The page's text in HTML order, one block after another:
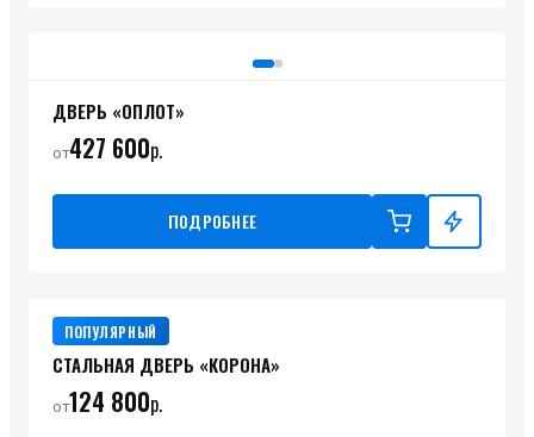
ДВЕРЬ «ОПЛОТ»
от427 600р.
ПОДРОБНЕЕ
ПОПУЛЯРНЫЙ
СТАЛЬНАЯ ДВЕРЬ «КОРОНА»
от124 800р.